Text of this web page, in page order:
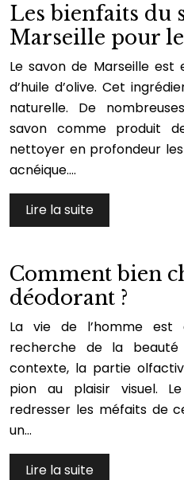
Les bienfaits du
Marseille pour
Le savon de Marseille est
d’huile d’olive. Cet
naturelle. De
savon comme produit
nettoyer en profondeur
acnéique….
Lire la suite
Comment bien
déodorant ?
La vie de l’homme est
recherche de la
contexte, la partie
pion au plaisir visuel.
redresser les méfaits de
un…
Lire la suite